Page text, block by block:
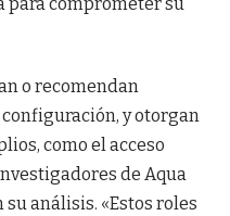
o recomendan
y otorgan
como el acceso
de Aqua
su análisis. «Estos roles